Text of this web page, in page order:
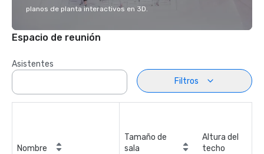
planos de planta interactivos en 3D.
Espacio de reunión
Asistentes
Filtros
Nombre
Tamaño de
sala
Altura del
techo